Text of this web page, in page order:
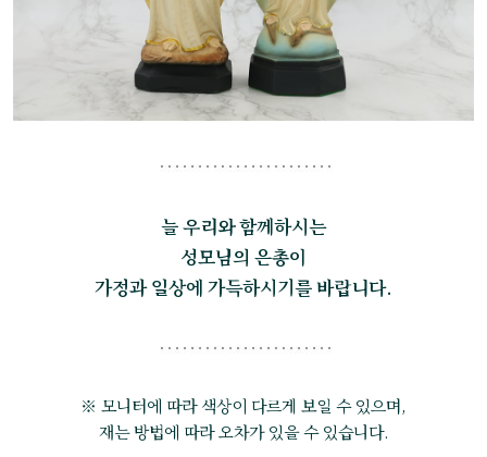
늘 우리와 함께하시는
성모님의 은총이
가정과 일상에 가득하시기를 바랍니다.
※ 모니터에 따라 색상이 다르게 보일 수 있으며,
재는 방법에 따라 오차가 있을 수 있습니다.